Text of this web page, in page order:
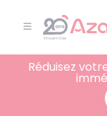
Réduisez